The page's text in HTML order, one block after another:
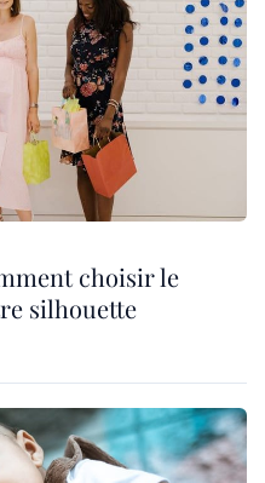
choisir le
silhouette